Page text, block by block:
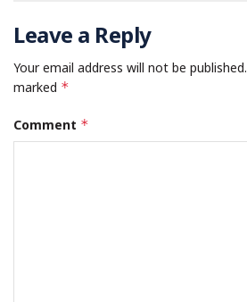
Leave a Reply
Your email address will not be published.
marked *
Comment *